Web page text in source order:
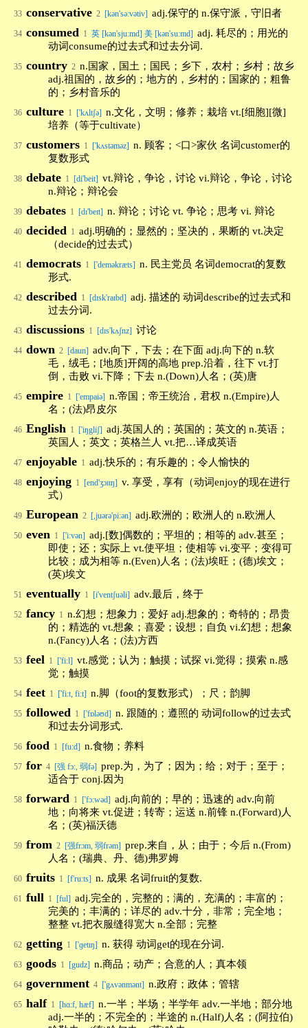
33 conservative 2 [kən'sə:vətiv] adj.保守的 n.保守派，守旧者
34 consumed 1 英 [kən'sjuːmd] 美 [kən'suːmd] adj. 耗尽的；用光的
动词consume的过去式和过去分词.
35 country 2 n.国家，国土；国民；乡下，农村；乡村；故乡
adj.祖国的，故乡的；地方的，乡村的；国家的；粗鲁
的；乡村音乐的
36 culture 1 ['kʌltʃə] n.文化，文明；修养；栽培 vt.[细胞][微]
培养（等于cultivate）
37 customers 1 ['kʌstəməz] n. 顾客；<口>家伙 名词customer的
复数形式
38 debate 1 [di'beit] vt.辩论，争论，讨论 vi.辩论，争论，讨论
n.辩论；辩论会
39 debates 1 [dɪ'beɪt] n. 辩论；讨论 vt. 争论；思考 vi. 辩论
40 decided 1 adj.明确的；显然的；坚决的，果断的 vt.决定
（decide的过去式）
41 democrats 1 ['deməkræts] n. 民主党员 名词democrat的复数
形式.
42 described 1 [dɪsk'raɪbd] adj. 描述的 动词describe的过去式和
过去分词.
43 discussions 1 [dɪs'kʌʃnz] 讨论
44 down 2 [daun] adv.向下，下去；在下面 adj.向下的 n.软
毛，绒毛；[地质]开阔的高地 prep.沿着，往下 vt.打
倒，击败 vi.下降；下去 n.(Down)人名；(英)唐
45 empire 1 ['empaiə] n.帝国；帝王统治，君权 n.(Empire)人
名；(法)昂皮尔
46 English 1 ['iŋgliʃ] adj.英国人的；英国的；英文的 n.英语；
英国人；英文；英格兰人 vt.把…译成英语
47 enjoyable 1 adj.快乐的；有乐趣的；令人愉快的
48 enjoying 1 [end'ʒɔɪɪŋ] v. 享受，享有（动词enjoy的现在进行
式）
49 European 2 [,juərə'pi:ən] adj.欧洲的；欧洲人的 n.欧洲人
50 even 1 ['i:vən] adj.[数]偶数的；平坦的；相等的 adv.甚至；
即使；还；实际上 vt.使平坦；使相等 vi.变平；变得可
比较；成为相等 n.(Even)人名；(法)埃旺；(德)埃文；
(英)埃文
51 eventually 1 [i'ventʃuəli] adv.最后，终于
52 fancy 1 n.幻想；想象力；爱好 adj.想象的；奇特的；昂贵
的；精选的 vt.想象；喜爱；设想；自负 vi.幻想；想象
n.(Fancy)人名；(法)方西
53 feel 1 ['fi:l] vt.感觉；认为；触摸；试探 vi.觉得；摸索 n.感
觉；触摸
54 feet 1 ['fi:t, fi:t] n.脚（foot的复数形式）；尺；韵脚
55 followed 1 ['fɒləʊd] n. 跟随的；遵照的 动词follow的过去式
和过去分词形式.
56 food 1 [fu:d] n.食物；养料
57 for 4 [强 fɔ:, 弱fə] prep.为，为了；因为；给；对于；至于；
适合于 conj.因为
58 forward 1 ['fɔ:wəd] adj.向前的；早的；迅速的 adv.向前
地；向将来 vt.促进；转寄；运送 n.前锋 n.(Forward)人
名；(英)福沃德
59 from 2 [强frɔm, 弱frəm] prep.来自，从；由于；今后 n.(From)
人名；(瑞典、丹、德)弗罗姆
60 fruits 1 [f'ruːts] n. 成果 名词fruit的复数.
61 full 1 [ful] adj.完全的，完整的；满的，充满的；丰富的；
完美的；丰满的；详尽的 adv.十分，非常；完全地；
整整 vt.把衣服缝得宽大 n.全部；完整
62 getting 1 ['ɡetɪŋ] n. 获得 动词get的现在分词.
63 goods 1 [gudz] n.商品；动产；合意的人；真本领
64 government 4 ['gʌvənmənt] n.政府；政体；管辖
65 half 1 [hɑ:f, hæf] n.一半；半场；半学年 adv.一半地；部分地
adj.一半的；不完全的；半途的 n.(Half)人名；(阿拉伯)